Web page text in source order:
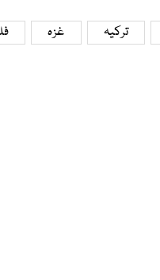
ترکیہ غزہ